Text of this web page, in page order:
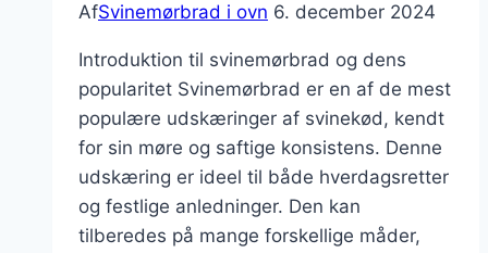
AfSvinemørbrad i ovn 6. december 2024
Introduktion til svinemørbrad og dens
popularitet Svinemørbrad er en af de mest
populære udskæringer af svinekød, kendt
for sin møre og saftige konsistens. Denne
udskæring er ideel til både hverdagsretter
og festlige anledninger. Den kan
tilberedes på mange forskellige måder,